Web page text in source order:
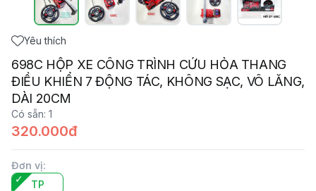
Yêu thích
698C HỘP XE CÔNG TRÌNH CỨU HỎA THANG
ĐIỀU KHIỂN 7 ĐỘNG TÁC, KHÔNG SẠC, VÔ LĂNG,
DÀI 20CM
Có sẵn: 1
320.000đ
Đơn vị:
TP